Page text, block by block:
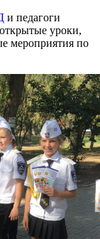
и педагоги
уроки,
мероприятия по